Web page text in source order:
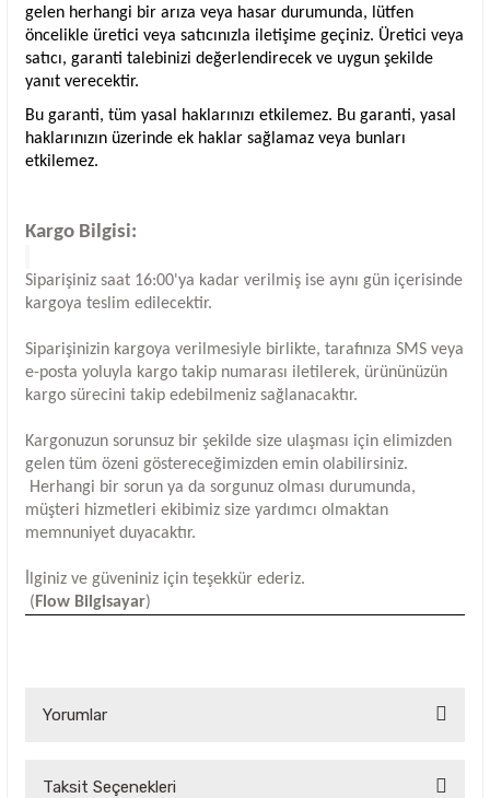
gelen herhangi bir arıza veya hasar durumunda, lütfen
öncelikle üretici veya satıcınızla iletişime geçiniz. Üretici veya
satıcı, garanti talebinizi değerlendirecek ve uygun şekilde
yanıt verecektir.
Bu garanti, tüm yasal haklarınızı etkilemez. Bu garanti, yasal
haklarınızın üzerinde ek haklar sağlamaz veya bunları
etkilemez.
Kargo Bilgisi:
Siparişiniz saat 16:00'ya kadar verilmiş ise aynı gün içerisinde
kargoya teslim edilecektir.
Siparişinizin kargoya verilmesiyle birlikte, tarafınıza SMS veya
e-posta yoluyla kargo takip numarası iletilerek, ürününüzün
kargo sürecini takip edebilmeniz sağlanacaktır.
Kargonuzun sorunsuz bir şekilde size ulaşması için elimizden
gelen tüm özeni göstereceğimizden emin olabilirsiniz.
Herhangi bir sorun ya da sorgunuz olması durumunda,
müşteri hizmetleri ekibimiz size yardımcı olmaktan
memnuniyet duyacaktır.
İlginiz ve güveniniz için teşekkür ederiz.
( Flow Bilgisayar)
Yorumlar
Bu ürüne ilk yorumu siz yapın!
Taksit Seçenekleri